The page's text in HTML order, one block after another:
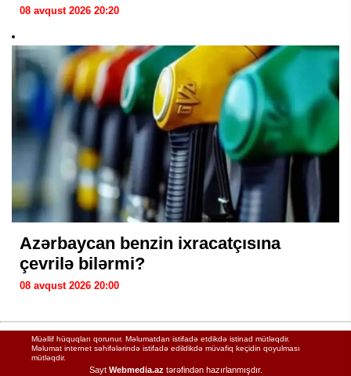
08 avqust 2026 20:20
Azərbaycan benzin ixracatçısına
çevrilə bilərmi?
08 avqust 2026 20:00
Müəllif hüquqları qorunur. Məlumatdan istifadə etdikdə istinad mütləqdir.
Məlumat internet səhifələrində istifadə edildikdə müvafiq keçidin qoyulması
mütləqdir.
Sayt Webmedia.aztərəfindən hazırlanmışdır.